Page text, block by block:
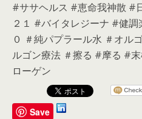
#ササヘルス #恵命我神散 #
２１ #バイタレジーナ #健
０ ＃純パプラール水 ＃オル
ルゴン療法 ＃擦る #摩る #
ローゲン
Save